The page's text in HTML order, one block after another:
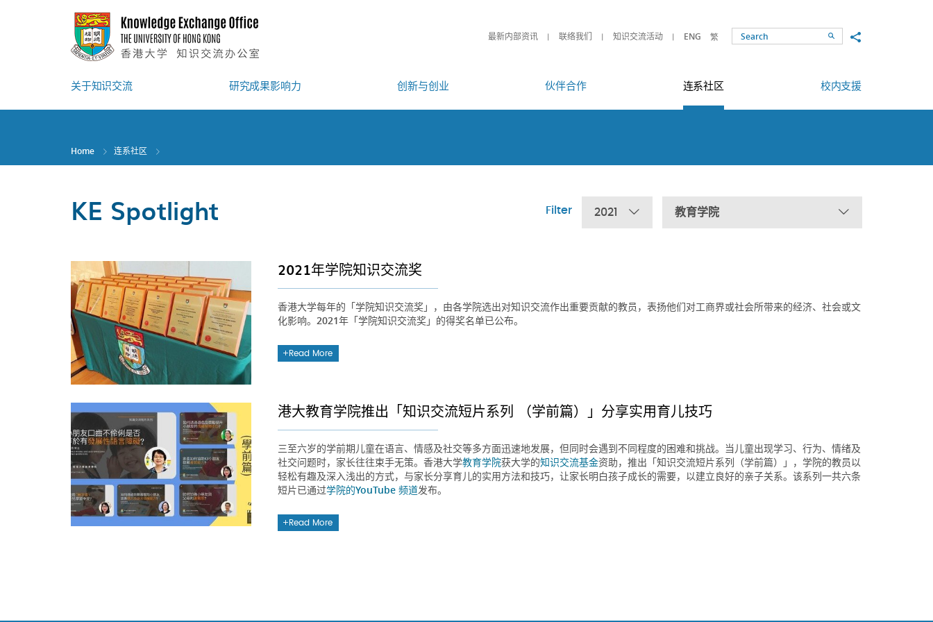
最新内部资讯 联络我们 知识交流活动 ENG 繁 SearchShare to
关于知识交流 研究成果影响力 创新与创业 伙伴合作 连系社区 校内支援
Home 连系社区
KE Spotlight Filter 2021 教育学院
2021年学院知识交流奖
香港大学每年的「学院知识交流奖」，由各学院选出对知识交流作出重要贡献的教员，表扬他们对工商界或社会所带来的经济、社会或文
化影响。2021年「学院知识交流奖」的得奖名单已公布。
Read More
港大教育学院推出「知识交流短片系列 （学前篇）」分享实用育儿技巧
三至六岁的学前期儿童在语言、情感及社交等多方面迅速地发展，但同时会遇到不同程度的困难和挑战。当儿童出现学习、行为、情绪及
社交问题时，家长往往束手无策。香港大学教育学院获大学的知识交流基金资助，推出「知识交流短片系列（学前篇）」，学院的教员以
轻松有趣及深入浅出的方式，与家长分享育儿的实用方法和技巧，让家长明白孩子成长的需要，以建立良好的亲子关系。该系列一共六条
短片已通过学院的YouTube 频道发布。
Read More